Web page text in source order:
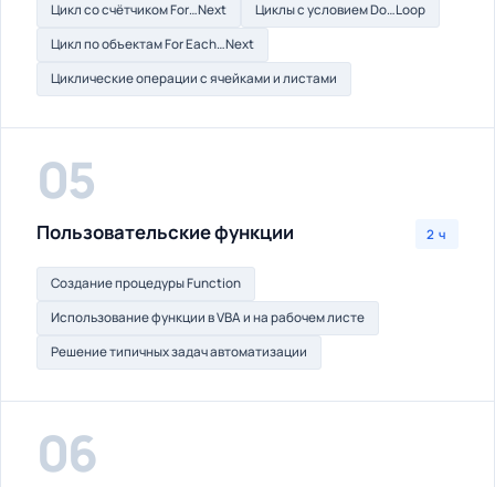
Цикл со счётчиком For…Next
Циклы с условием Do…Loop
Цикл по объектам For Each…Next
Циклические операции с ячейками и листами
05
Пользовательские функции 2 ч
Создание процедуры Function
Использование функции в VBA и на рабочем листе
Решение типичных задач автоматизации
06